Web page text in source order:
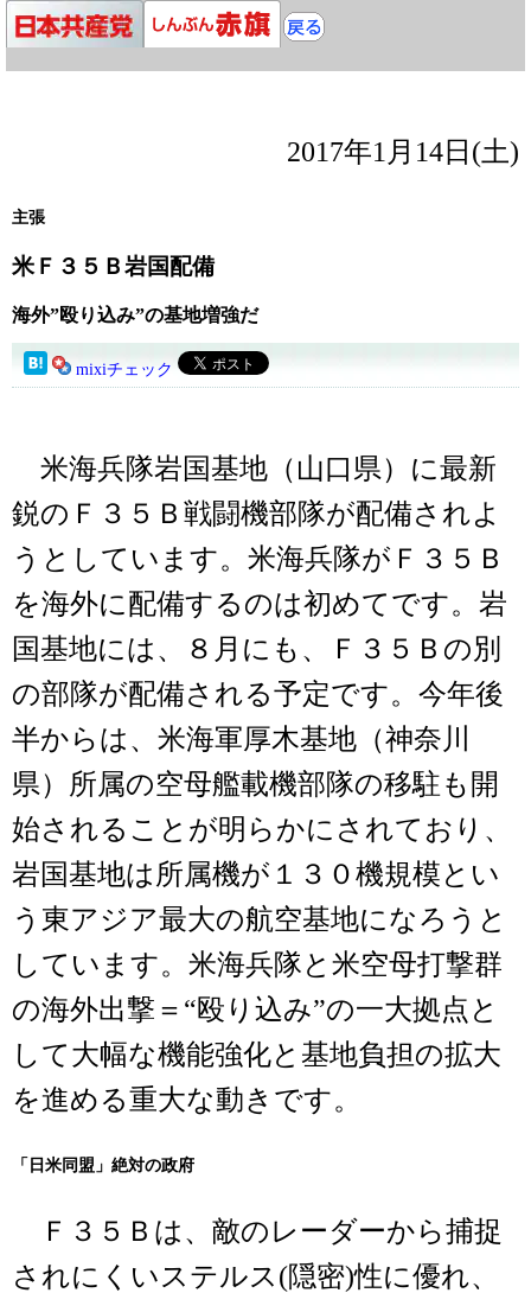
2017年1月14日(土)
主張
米Ｆ３５Ｂ岩国配備
海外”殴り込み”の基地増強だ
mixiチェック
米海兵隊岩国基地（山口県）に最新
鋭のＦ３５Ｂ戦闘機部隊が配備されよ
うとしています。米海兵隊がＦ３５Ｂ
を海外に配備するのは初めてです。岩
国基地には、８月にも、Ｆ３５Ｂの別
の部隊が配備される予定です。今年後
半からは、米海軍厚木基地（神奈川
県）所属の空母艦載機部隊の移駐も開
始されることが明らかにされており、
岩国基地は所属機が１３０機規模とい
う東アジア最大の航空基地になろうと
しています。米海兵隊と米空母打撃群
の海外出撃＝“殴り込み”の一大拠点と
して大幅な機能強化と基地負担の拡大
を進める重大な動きです。
「日米同盟」絶対の政府
Ｆ３５Ｂは、敵のレーダーから捕捉
されにくいステルス(隠密)性に優れ、